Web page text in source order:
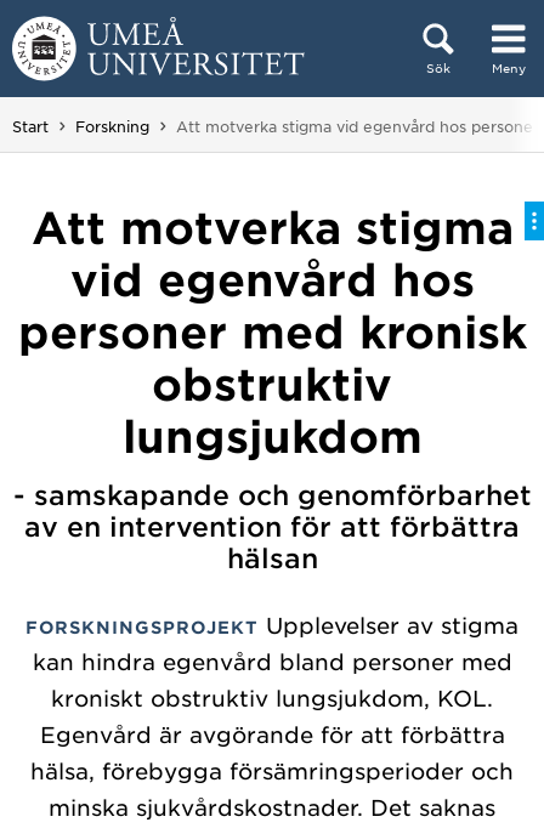
Hoppa direkt till innehållet
Sök Meny
Huvudmenyn dold.
Start Forskning Du är här:
Att motverka stigma vid egenvård hos
Att motverka stigma
vid egenvård hos
personer med kronisk
obstruktiv
lungsjukdom
- samskapande och genomförbarhet
av en intervention för att förbättra
hälsan
FORSKNINGSPROJEKT Upplevelser av stigma
kan hindra egenvård bland personer med
kroniskt obstruktiv lungsjukdom, KOL.
Egenvård är avgörande för att förbättra
hälsa, förebygga försämringsperioder och
minska sjukvårdskostnader. Det saknas